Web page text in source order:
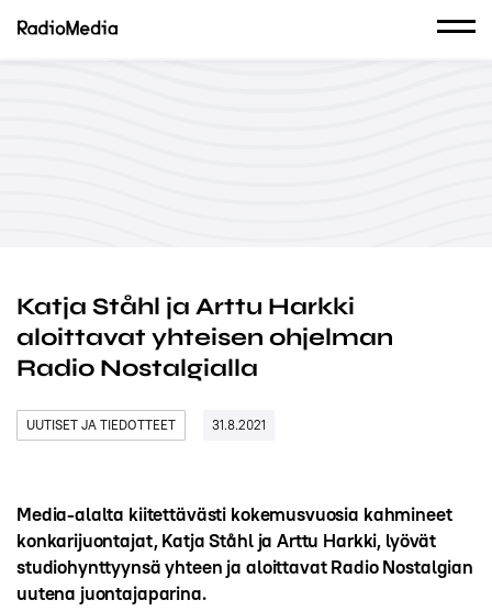
Katja Ståhl ja Arttu Harkki
aloittavat yhteisen ohjelman
Radio Nostalgialla
UUTISET JA TIEDOTTEET 31.8.2021
Media-alalta kiitettävästi kokemusvuosia kahmineet
konkarijuontajat, Katja Ståhl ja Arttu Harkki, lyövät
studiohynttyynsä yhteen ja aloittavat Radio Nostalgian
uutena juontajaparina.